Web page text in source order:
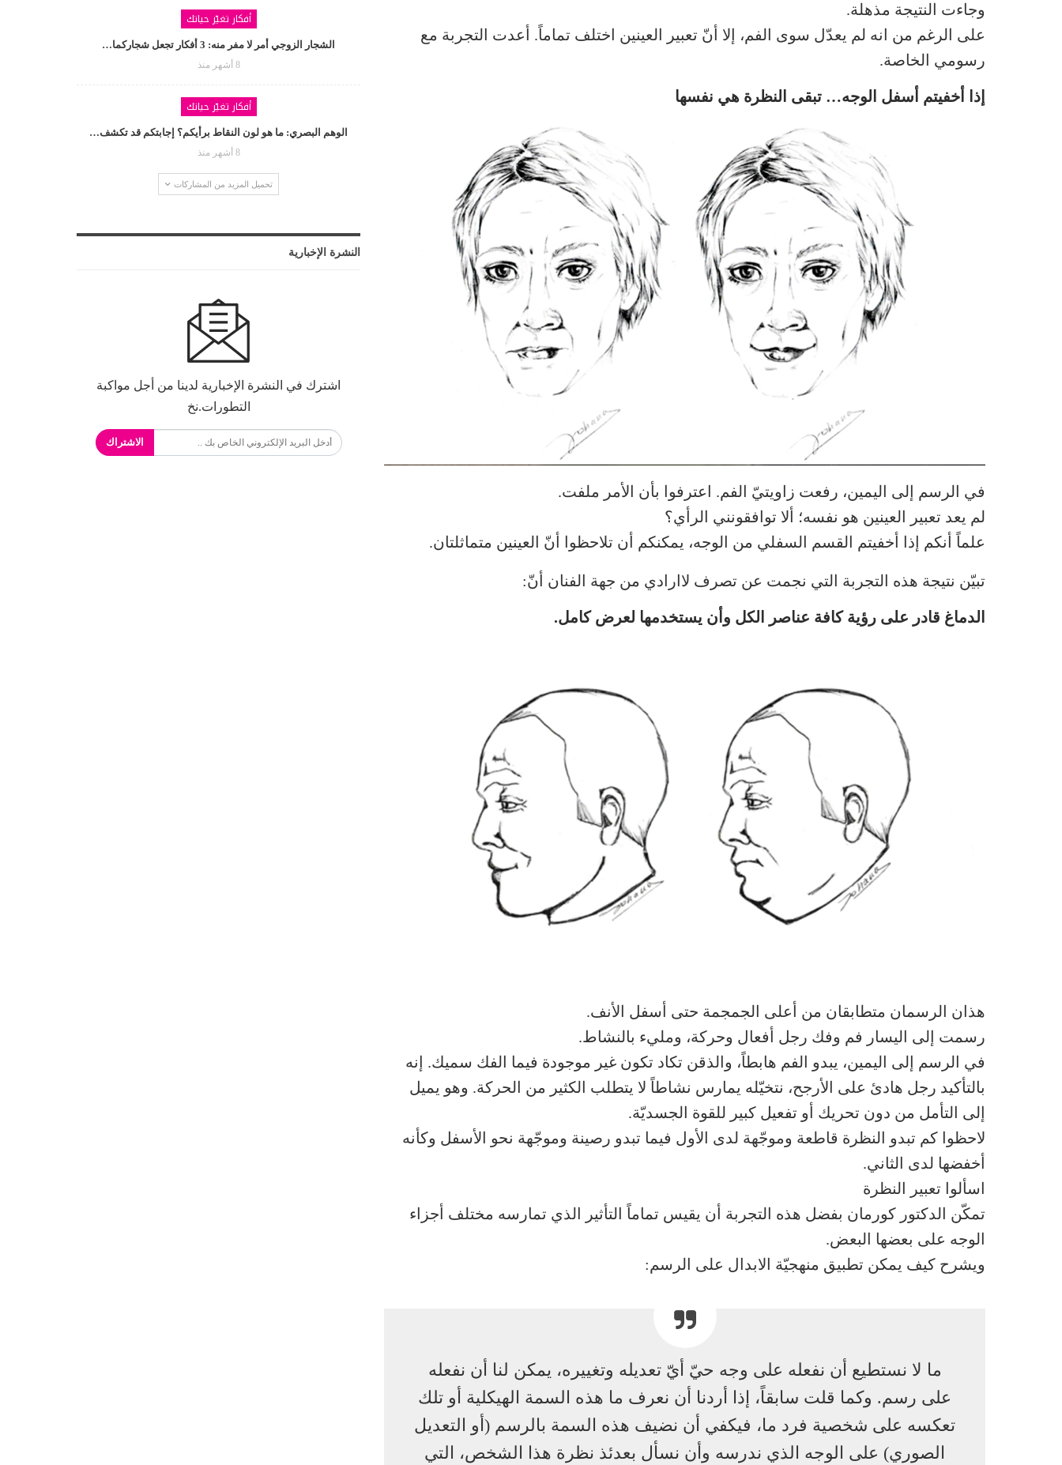
وجاءت النتيجة مذهلة.
على الرغم من انه لم يعدّل سوى الفم، إلا أنّ تعبير العينين اختلف تماماً. أعدت التجربة مع
رسومي الخاصة.
إذا أخفيتم أسفل الوجه… تبقى النظرة هي نفسها
في الرسم إلى اليمين، رفعت زاويتيّ الفم. اعترفوا بأن الأمر ملفت.
لم يعد تعبير العينين هو نفسه؛ ألا توافقونني الرأي؟
علماً أنكم إذا أخفيتم القسم السفلي من الوجه، يمكنكم أن تلاحظوا أنّ العينين متماثلتان.
تبيّن نتيجة هذه التجربة التي نجمت عن تصرف لاارادي من جهة الفنان أنّ:
الدماغ قادر على رؤية كافة عناصر الكل وأن يستخدمها لعرض كامل.
هذان الرسمان متطابقان من أعلى الجمجمة حتى أسفل الأنف.
رسمت إلى اليسار فم وفك رجل أفعال وحركة، ومليء بالنشاط.
في الرسم إلى اليمين، يبدو الفم هابطاً، والذقن تكاد تكون غير موجودة فيما الفك سميك. إنه
بالتأكيد رجل هادئ على الأرجح، نتخيّله يمارس نشاطاً لا يتطلب الكثير من الحركة. وهو يميل
إلى التأمل من دون تحريك أو تفعيل كبير للقوة الجسديّة.
لاحظوا كم تبدو النظرة قاطعة وموجّهة لدى الأول فيما تبدو رصينة وموجّهة نحو الأسفل وكأنه
أخفضها لدى الثاني.
اسألوا تعبير النظرة
تمكّن الدكتور كورمان بفضل هذه التجربة أن يقيس تماماً التأثير الذي تمارسه مختلف أجزاء
الوجه على بعضها البعض.
ويشرح كيف يمكن تطبيق منهجيّة الابدال على الرسم:
ما لا نستطيع أن نفعله على وجه حيّ أيّ تعديله وتغييره، يمكن لنا أن نفعله
على رسم. وكما قلت سابقاً، إذا أردنا أن نعرف ما هذه السمة الهيكلية أو تلك
تعكسه على شخصية فرد ما، فيكفي أن نضيف هذه السمة بالرسم (أو التعديل
الصوري) على الوجه الذي ندرسه وأن نسأل بعدئذ نظرة هذا الشخص، التي
أفكار تغيّر حياتك
الشجار الزوجي أمر لا مفر منه: 3 أفكار تجعل شجاركما…
8 أشهر منذ
أفكار تغيّر حياتك
الوهم البصري: ما هو لون النقاط برأيكم؟ إجابتكم قد تكشف…
8 أشهر منذ
تحميل المزيد من المشاركات
النشرة الإخبارية
اشترك في النشرة الإخبارية لدينا من أجل مواكبة
التطورات.نخ
الاشتراك